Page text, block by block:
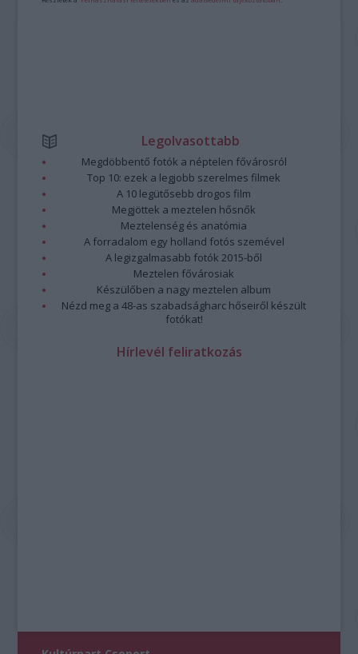
Legolvasottabb
Megdöbbentő fotók a néptelen fővárosról
Top 10: ezek a legjobb szerelmes filmek
A 10 legütősebb drogos film
Megjöttek a meztelen hősnők
Meztelenség és anatómia
A forradalom egy holland fotós szemével
A legizgalmasabb fotók 2015-ből
Meztelen fővárosiak
Készülőben a nagy meztelen album
Nézd meg a 48-as szabadságharc hőseiről készült
fotókat!
Hírlevél feliratkozás